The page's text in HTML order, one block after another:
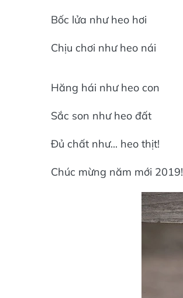
Bốc lửa như heo hơi
Chịu chơi như heo nái
Hăng hái như heo con
Sắc son như heo đất
Đủ chất như... heo thịt!
Chúc mừng năm mới 2019!